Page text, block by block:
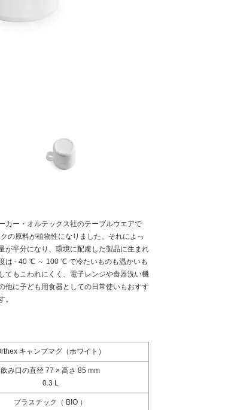
カー・オルテックス社のテーブルウエアで
の原料が植物性になりました。それによっ
が半分になり、環境に配慮した製品に生まれ
は - 40 ℃ ～ 100 ℃ で冷たいものも温かいも
てもこわれにくく、電子レンジや食器洗い機
他に子ども用食器としての日常使いもおすす
キャンプマグ（ホワイト）
飲み口の直径 77 × 高さ 85 mm
0.3 L
プラスチック（ BIO ）